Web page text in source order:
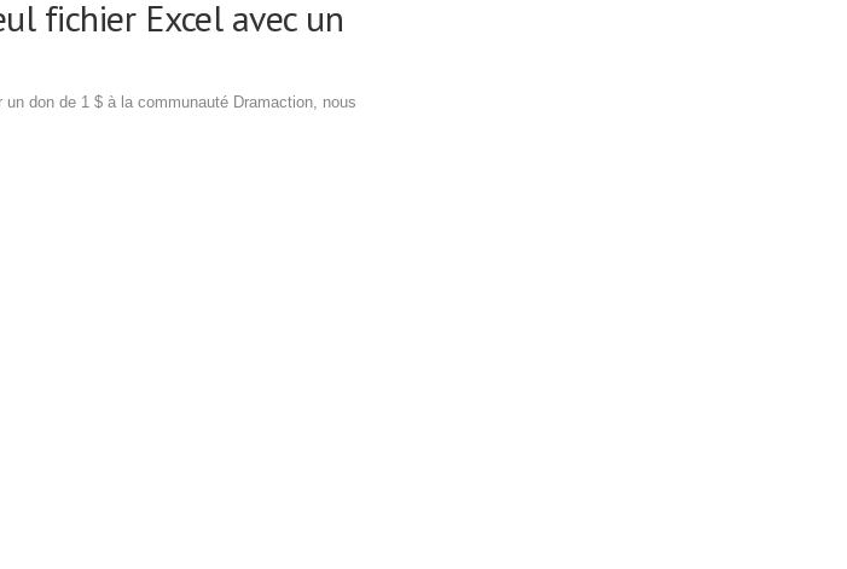
fichier Excel avec un
don de 1 $ à la communauté Dramaction, nous